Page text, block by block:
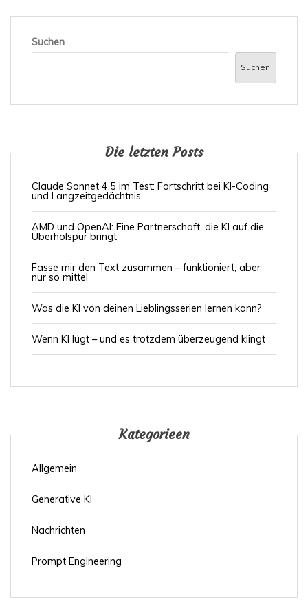
Suchen
Suchen
Die letzten Posts
Claude Sonnet 4.5 im Test: Fortschritt bei KI-Coding
und Langzeitgedächtnis
AMD und OpenAI: Eine Partnerschaft, die KI auf die
Überholspur bringt
Fasse mir den Text zusammen – funktioniert, aber
nur so mittel
Was die KI von deinen Lieblingsserien lernen kann?
Wenn KI lügt – und es trotzdem überzeugend klingt
Kategorieen
Allgemein
Generative KI
Nachrichten
Prompt Engineering